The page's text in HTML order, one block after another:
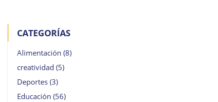
CATEGORÍAS
Alimentación (8)
creatividad (5)
Deportes (3)
Educación (56)